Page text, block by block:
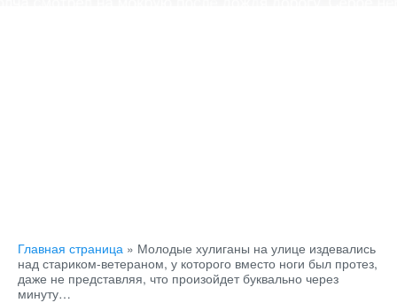
Главная страница » Молодые хулиганы на улице издевались
над стариком-ветераном, у которого вместо ноги был протез,
даже не представляя, что произойдет буквально через
минуту…